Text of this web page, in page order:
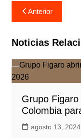
Navegación
de
entradas
Anterior
Noticias
Grupo
Colombia
agosto 13, 2024